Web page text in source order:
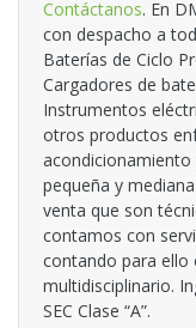
Contáctanos. En
con despacho a
Baterías de Ciclo
Cargadores de
Instrumentos
otros productos
acondicionamiento
pequeña y
venta que son
contamos con
contando para ello
multidisciplinario.
SEC Clase “A”.